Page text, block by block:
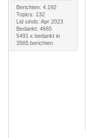
Berichten: 4.192
Topics: 132
Lid sinds: Apr 2023
Bedankt: 4665
5491 x bedankt in
3565 berichten